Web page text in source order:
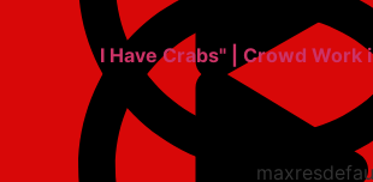
"I Have Crabs" | Crowd